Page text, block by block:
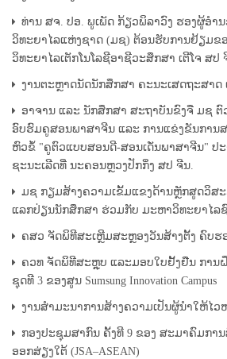
ທ່ານ ສຈ. ປອ. ພູເພັດ ກ້ຽວພິລາວົງ ຮອງຜູ້ອຳ
ວິທະຍາໄລແຫ່ງຊາດ (ມຊ) ຕ້ອນຮັບການຢ້ຽມຂ
ວິທະຍາໄລເຕັກໂນໂລຊີອາຊີວະສຶກສາ ເຕີໂຈ ສປ
ງານຕະຫຼາດນັດນັກສຶກສາ ຄະນະເສດຖະສາ
ອາຈານ ແລະ ນັກສຶກສາ ສະຖາບັນຂົງຈື ມຊ
ອົບຮົມຄູສອນພາສາຈີນ ແລະ ການແຂ່ງຂັນການ
ຫົວຂໍ້ "ຄູຕົວແບບສອນດີ-ສອນເດັ່ນພາສາຈີນ" ປະ
ຊະນະເລີດທີ່ ນະຄອນຫຼວງປັກກິ່ງ ສປ ຈີນ.
ມຊ ກຽມສ້າງຄວາມເຂັ້ມແຂງດ້ານຫຼັກສູດວິສ
ແລກປ່ຽນນັກສຶກສາ ຮ່ວມກັບ ມະຫາວິທະຍາໄລ
ຄສວ ຈັດພິທີສະເຫຼີມສະຫຼອງວັນສ້າງຕັ້ງ ຄົບຮ
ຄວທ ຈັດພິທີສະຫຼຸບ ແລະມອບໃບຢັ້ງຢືນ ກາ
ຊຸດທີ 3 ຂອງສູນ Sumsung Innovation Campus
ງານສໍາມະນາການສ້າງຄວາມເປັນຜູ້ນໍາໃຫ້ໄວ
ກອງປະຊຸມສາກົນ ຄັ້ງທີ 9 ຂອງ ສະມາຄົມກາ
ອອກສ່ຽງໃຕ້ (JSA–ASEAN)